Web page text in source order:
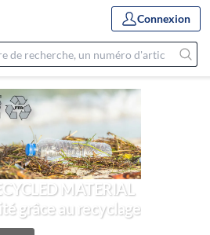
Connexion
MATERIAL
grâce au recyclage